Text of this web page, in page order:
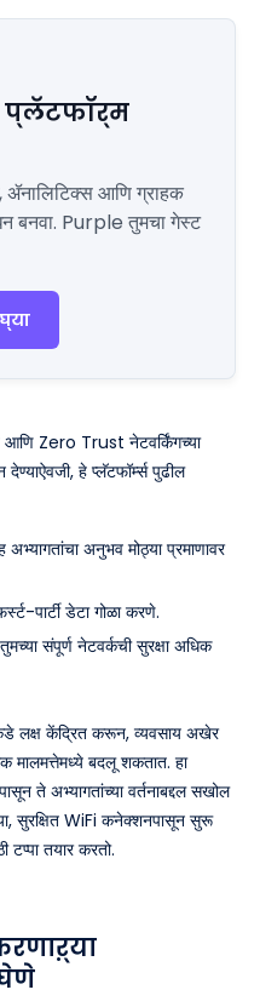
प्लॅटफॉर्म
ॲनालिटिक्स आणि ग्राहक
बनवा. Purple तुमचा गेस्ट
आणि Zero Trust नेटवर्किंगच्या
हे प्लॅटफॉर्म्स पुढील
अनुभव मोठ्या प्रमाणावर
पार्टी डेटा गोळा करणे.
संपूर्ण नेटवर्कची सुरक्षा अधिक
लक्ष केंद्रित करून, व्यवसाय अखेर
मालमत्तेमध्ये बदलू शकतात. हा
ते अभ्यागतांच्या वर्तनाबद्दल सखोल
सुरक्षित WiFi कनेक्शनपासून सुरू
टप्पा तयार करतो.